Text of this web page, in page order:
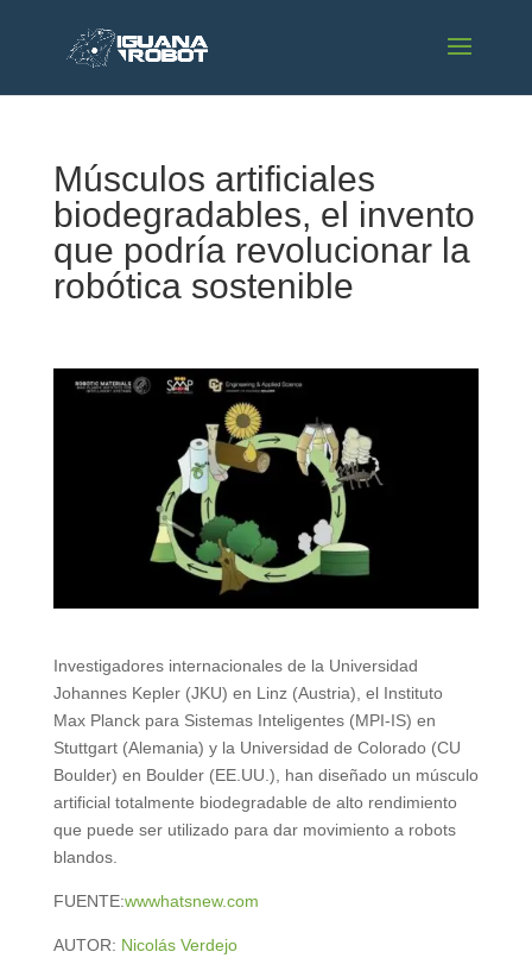
Músculos artificiales
biodegradables, el invento
que podría revolucionar la
robótica sostenible
Investigadores internacionales de la Universidad
Johannes Kepler (JKU) en Linz (Austria), el Instituto
Max Planck para Sistemas Inteligentes (MPI-IS) en
Stuttgart (Alemania) y la Universidad de Colorado (CU
Boulder) en Boulder (EE.UU.), han diseñado un músculo
artificial totalmente biodegradable de alto rendimiento
que puede ser utilizado para dar movimiento a robots
blandos.
FUENTE:wwwhatsnew.com
AUTOR: Nicolás Verdejo